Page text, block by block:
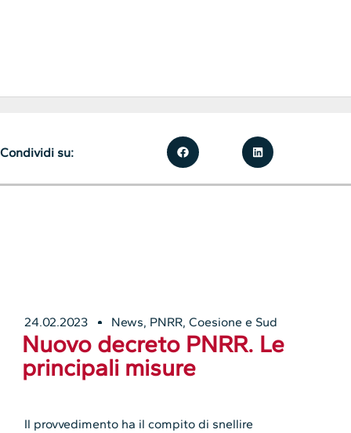
24.02.2023 News, PNRR, Coesione e Sud
Nuovo decreto PNRR. Le
principali misure
Il provvedimento ha il compito di snellire
Condividi su: